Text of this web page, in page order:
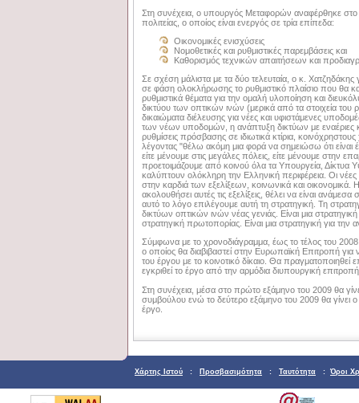
Στη συνέχεια, ο υπουργός Μεταφορών αναφέρθηκε στο
πολιτείας, ο οποίος είναι ενεργός σε τρία επίπεδα:
Οικονομικές ενισχύσεις
Νομοθετικές και ρυθμιστικές παρεμβάσεις και
Καθορισμός τεχνικών απαιτήσεων και
Σε σχέση μάλιστα με τα δύο τελευταία, o κ. Χατζηδάκης
σε φάση ολοκλήρωσης το ρυθμιστικό πλαίσιο που θα
ρυθμιστικά θέματα για την ομαλή υλοποίηση και
δικτύου των οπτικών ινών (μερικά από τα στοιχεία του
δικαιώματα διέλευσης για νέες και υφιστάμενες
των νέων υποδομών, η ανάπτυξη δικτύων με εναέριες
ρυθμίσεις πρόσβασης σε ιδιωτικά κτίρια,
λέγοντας "θέλω ακόμη μια φορά να σημειώσω ότι
είτε μένουμε στις μεγάλες πόλεις, είτε μένουμε στην
προετοιμάζουμε από κοινού όλα τα Υπουργεία,
καλύπτουν ολόκληρη την Ελληνική περιφέρεια. Οι νέες
στην καρδιά των εξελίξεων, κοινωνικά και
ακολουθήσει αυτές τις εξελίξεις, θέλει να είναι
αυτό το λόγο επιλέγουμε αυτή τη στρατηγική. Τη
δικτύων οπτικών ινών νέας γενιάς. Είναι μια
στρατηγική πρωτοπορίας. Είναι μια στρατηγική για την
Σύμφωνα με το χρονοδιάγραμμα, έως το τέλος του 2008
ο οποίος θα διαβιβαστεί στην Ευρωπαϊκή Επιτροπή για
του έργου με το κοινοτικό δίκαιο. Θα πραγματοποιηθεί
εγκριθεί το έργο από την αρμόδια διυπουργική
Στη συνέχεια, μέσα στο πρώτο εξάμηνο του 2009 θα
συμβούλου ενώ το δεύτερο εξάμηνο του 2009 θα γίνει ο
έργο.
Χάρτης Ιστού : Προσβασιμότητα : Ταυτότητα : Όροι